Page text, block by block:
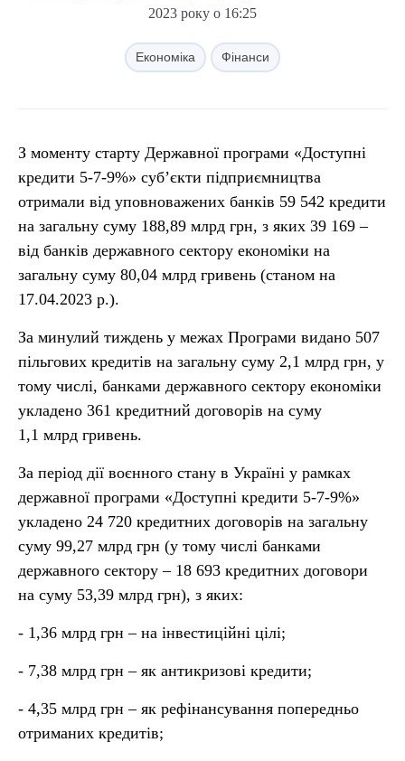
2023 року о 16:25
Економіка Фінанси
З моменту старту Державної програми «Доступні
кредити 5-7-9%» суб’єкти підприємництва
отримали від уповноважених банків 59 542 кредити
на загальну суму 188,89 млрд грн, з яких 39 169 –
від банків державного сектору економіки на
загальну суму 80,04 млрд гривень (станом на
17.04.2023 р.).
За минулий тиждень у межах Програми видано 507
пільгових кредитів на загальну суму 2,1 млрд грн, у
тому числі, банками державного сектору економіки
укладено 361 кредитний договорів на суму
1,1 млрд гривень.
За період дії воєнного стану в Україні у рамках
державної програми «Доступні кредити 5-7-9%»
укладено 24 720 кредитних договорів на загальну
суму 99,27 млрд грн (у тому числі банками
державного сектору – 18 693 кредитних договори
на суму 53,39 млрд грн), з яких:
- 1,36 млрд грн – на інвестиційні цілі;
- 7,38 млрд грн – як антикризові кредити;
- 4,35 млрд грн – як рефінансування попередньо
отриманих кредитів;